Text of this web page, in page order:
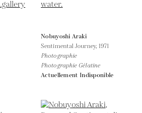
Nobuyoshi Araki
Sentimental Journey,1971
Photographie
Photographie Gélatine
Actuellement Indisponible